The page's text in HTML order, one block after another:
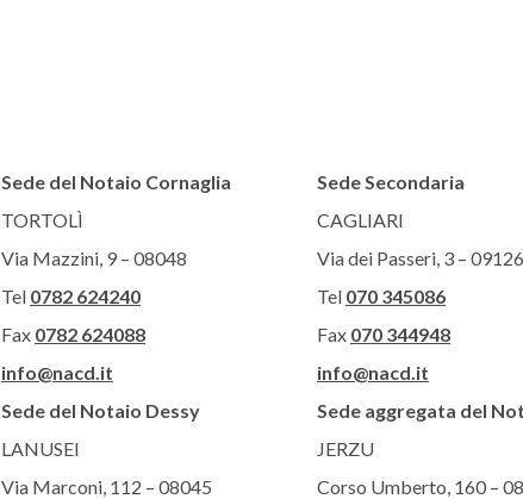
Sede del Notaio Cornaglia
TORTOLÌ
Via Mazzini, 9 – 08048
Tel 0782 624240
Fax 0782 624088
info@nacd.it
Sede del Notaio Dessy
LANUSEI
Via Marconi, 112 – 08045
Sede Secondaria
CAGLIARI
Via dei Passeri, 3 – 09126
Tel 070 345086
Fax 070 344948
info@nacd.it
Sede aggregata del
JERZU
Corso Umberto, 160 –